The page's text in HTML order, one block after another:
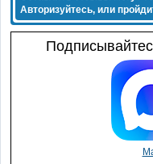
Авторизуйтесь, или